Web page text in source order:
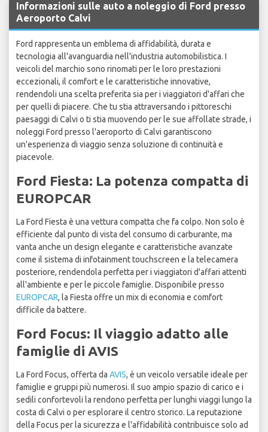
Informazioni sulle auto a noleggio di Ford presso
Aeroporto Calvi
Ford rappresenta un emblema di affidabilità, durata e
tecnologia all'avanguardia nell'industria automobilistica. I
veicoli del marchio sono rinomati per le loro prestazioni
eccezionali, il comfort e le caratteristiche innovative,
rendendoli una scelta preferita sia per i viaggiatori d'affari che
per quelli di piacere. Che tu stia attraversando i pittoreschi
paesaggi di Calvi o ti stia muovendo per le sue affollate strade, i
noleggi Ford presso l'aeroporto di Calvi garantiscono
un'esperienza di viaggio senza soluzione di continuità e
piacevole.
Ford Fiesta: La potenza compatta di
EUROPCAR
La Ford Fiesta è una vettura compatta che fa colpo. Non solo è
efficiente dal punto di vista del consumo di carburante, ma
vanta anche un design elegante e caratteristiche avanzate
come il sistema di infotainment touchscreen e la telecamera
posteriore, rendendola perfetta per i viaggiatori d'affari attenti
all'ambiente e per le piccole famiglie. Disponibile presso
EUROPCAR, la Fiesta offre un mix di economia e comfort
difficile da battere.
Ford Focus: Il viaggio adatto alle
famiglie di AVIS
La Ford Focus, offerta da AVIS, è un veicolo versatile ideale per
famiglie e gruppi più numerosi. Il suo ampio spazio di carico e i
sedili confortevoli la rendono perfetta per lunghi viaggi lungo la
costa di Calvi o per esplorare il centro storico. La reputazione
della Focus per la sicurezza e l'affidabilità contribuisce solo ad